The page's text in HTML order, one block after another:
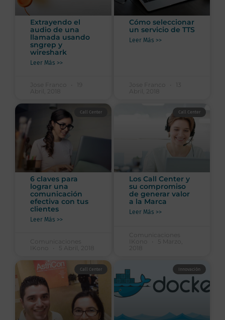
Extrayendo el
audio de una
llamada usando
sngrep y
wireshark
Leer Más >>
Jose Franco
19
Abril, 2018
Cómo seleccionar
un servicio de TTS
Leer Más >>
Jose Franco
13
Abril, 2018
Call Center
6 claves para
lograr una
comunicación
efectiva con tus
clientes
Leer Más >>
Comunicaciones
IKono
5 Abril, 2018
Call Center
Los Call Center y
su compromiso
de generar valor
a la Marca
Leer Más >>
Comunicaciones
IKono
5 Marzo,
2018
Call Center Innovación